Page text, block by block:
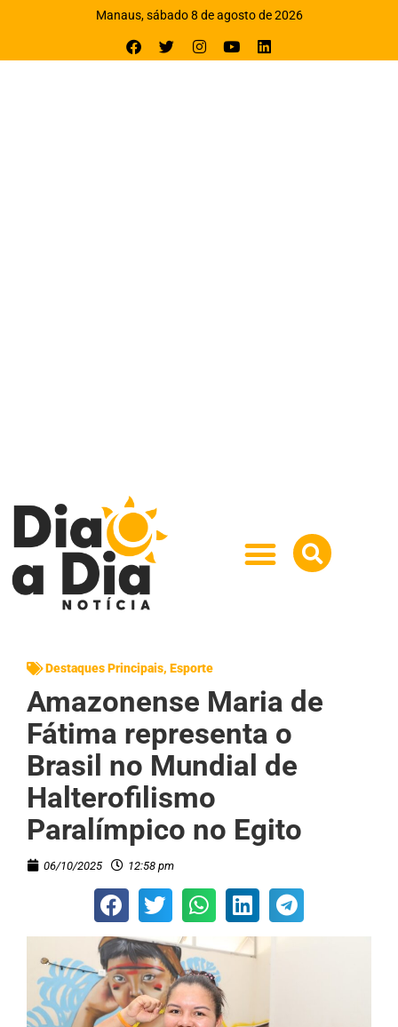
Manaus, sábado 8 de agosto de 2026
Destaques Principais, Esporte
Amazonense Maria de
Fátima representa o
Brasil no Mundial de
Halterofilismo
Paralímpico no Egito
06/10/2025 12:58 pm